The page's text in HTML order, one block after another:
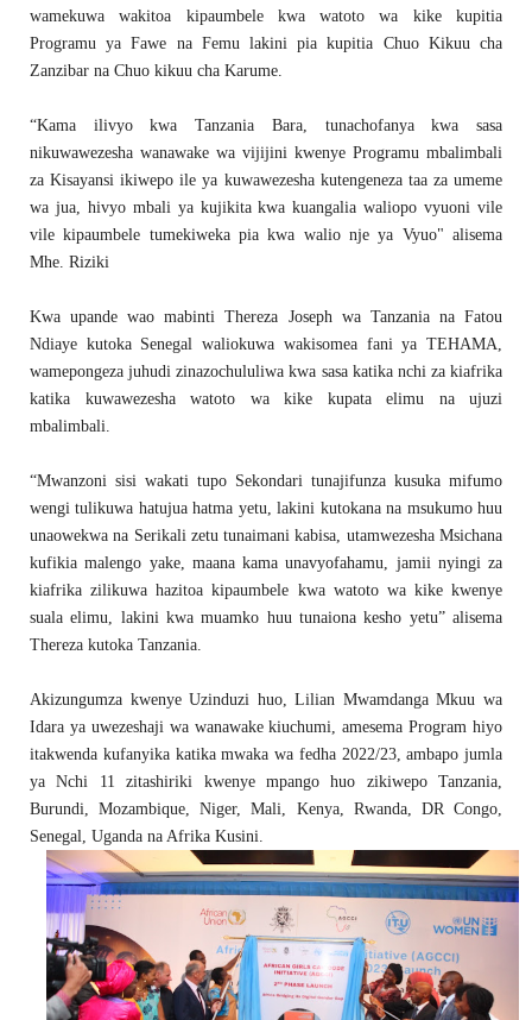
wamekuwa wakitoa kipaumbele kwa watoto wa kike kupitia
Programu ya Fawe na Femu lakini pia kupitia Chuo Kikuu cha
Zanzibar na Chuo kikuu cha Karume.
“Kama ilivyo kwa Tanzania Bara, tunachofanya kwa sasa
nikuwawezesha wanawake wa vijijini kwenye Programu mbalimbali
za Kisayansi ikiwepo ile ya kuwawezesha kutengeneza taa za umeme
wa jua, hivyo mbali ya kujikita kwa kuangalia waliopo vyuoni vile
vile kipaumbele tumekiweka pia kwa walio nje ya Vyuo" alisema
Mhe. Riziki
Kwa upande wao mabinti Thereza Joseph wa Tanzania na Fatou
Ndiaye kutoka Senegal waliokuwa wakisomea fani ya TEHAMA,
wamepongeza juhudi zinazochululiwa kwa sasa katika nchi za kiafrika
katika kuwawezesha watoto wa kike kupata elimu na ujuzi
mbalimbali.
“Mwanzoni sisi wakati tupo Sekondari tunajifunza kusuka mifumo
wengi tulikuwa hatujua hatma yetu, lakini kutokana na msukumo huu
unaowekwa na Serikali zetu tunaimani kabisa, utamwezesha Msichana
kufikia malengo yake, maana kama unavyofahamu, jamii nyingi za
kiafrika zilikuwa hazitoa kipaumbele kwa watoto wa kike kwenye
suala elimu, lakini kwa muamko huu tunaiona kesho yetu” alisema
Thereza kutoka Tanzania.
Akizungumza kwenye Uzinduzi huo, Lilian Mwamdanga Mkuu wa
Idara ya uwezeshaji wa wanawake kiuchumi, amesema Program hiyo
itakwenda kufanyika katika mwaka wa fedha 2022/23, ambapo jumla
ya Nchi 11 zitashiriki kwenye mpango huo zikiwepo Tanzania,
Burundi, Mozambique, Niger, Mali, Kenya, Rwanda, DR Congo,
Senegal, Uganda na Afrika Kusini.